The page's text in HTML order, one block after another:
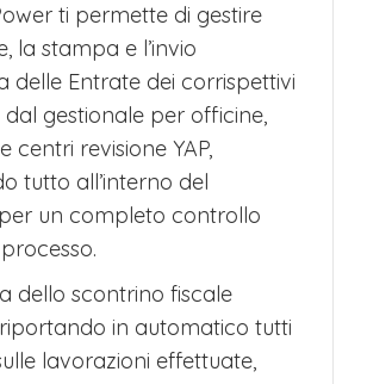
ti permette di gestire
la stampa e l’invio
delle Entrate dei corrispettivi
gestionale per officine,
centri revisione YAP,
tutto all’interno del
un completo controllo
dello scontrino fiscale
in automatico tutti
lavorazioni effettuate,